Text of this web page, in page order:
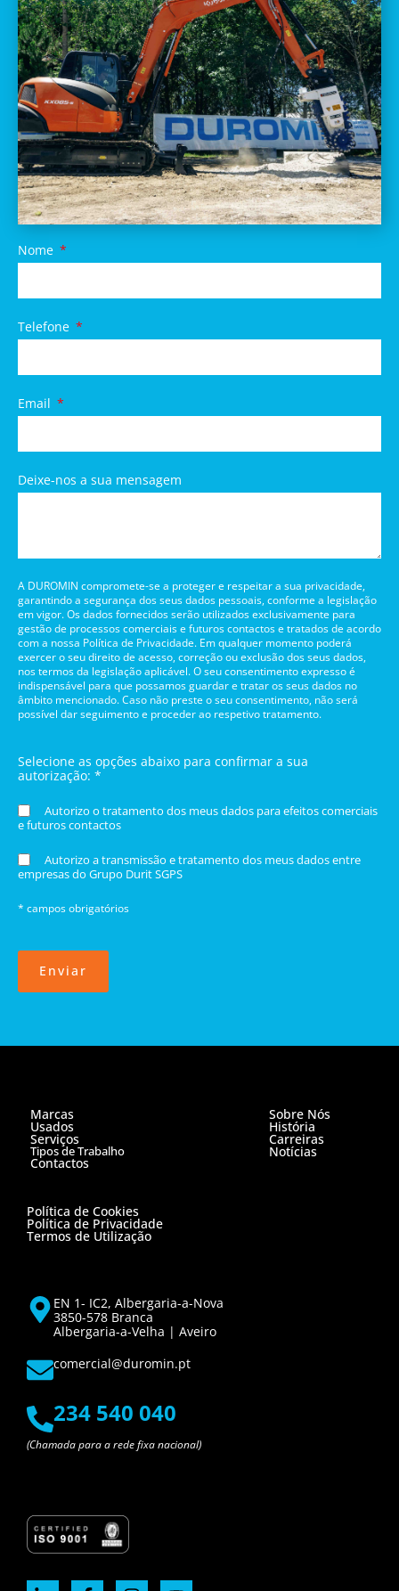
Nome
Telefone
Email
Deixe-nos a sua mensagem
A DUROMIN compromete-se a proteger e respeitar a sua privacidade,
garantindo a segurança dos seus dados pessoais, conforme a legislação
em vigor. Os dados fornecidos serão utilizados exclusivamente para
gestão de processos comerciais e futuros contactos e tratados de acordo
com a nossa Política de Privacidade. Em qualquer momento poderá
exercer o seu direito de acesso, correção ou exclusão dos seus dados,
nos termos da legislação aplicável. O seu consentimento expresso é
indispensável para que possamos guardar e tratar os seus dados no
âmbito mencionado. Caso não preste o seu consentimento, não será
possível dar seguimento e proceder ao respetivo tratamento.
Selecione as opções abaixo para confirmar a sua
autorização: *
Autorizo o tratamento dos meus dados para efeitos comerciais
e futuros contactos
Autorizo a transmissão e tratamento dos meus dados entre
empresas do Grupo Durit SGPS
* campos obrigatórios
Enviar
Marcas
Usados
Serviços
Tipos de Trabalho
Contactos
Sobre Nós
História
Carreiras
Notícias
Política de Cookies
Política de Privacidade
Termos de Utilização
EN 1- IC2, Albergaria-a-Nova
3850-578 Branca
Albergaria-a-Velha | Aveiro
comercial@duromin.pt
234 540 040
(Chamada para a rede fixa nacional)